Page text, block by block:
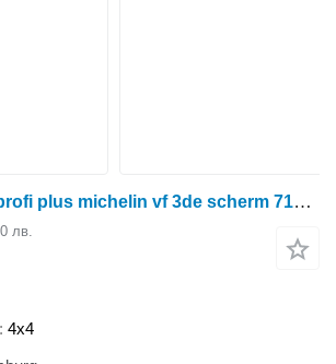
Fendt 724 gen6 profi plus michelin vf 3de scherm 718 720 722
лв.
4x4